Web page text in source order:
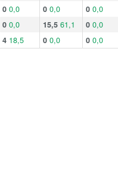
0 0,0 0 0,0 0 0,0
0 0,0 15,5 61,1 0 0,0
4 18,5 0 0,0 0 0,0